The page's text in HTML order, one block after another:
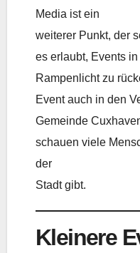
Media ist ein
weiterer Punkt, der
es erlaubt, Events
Rampenlicht zu
Event auch in den
Gemeinde
schauen viele
der
Stadt gibt.
Kleinere